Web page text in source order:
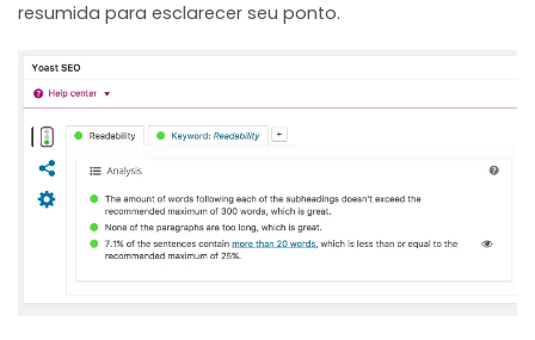
resumida para esclarecer seu ponto.